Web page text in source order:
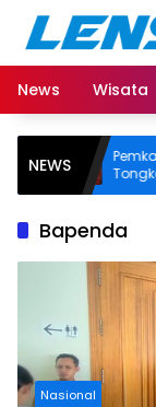
Langsung
konten
News
Wisata
NEWS Pemkab
Tongkang
Segera
Bapenda
Nasional